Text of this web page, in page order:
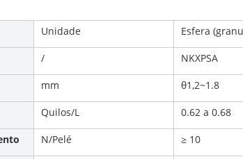
Unidade Esfera
/ NKXPSA
mm θ1,2~1.8
Quilos/L 0.62 a 0.68
N/Pelé ≥ 10